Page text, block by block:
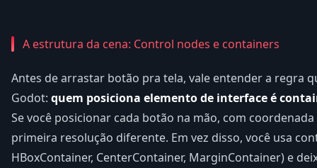
A estrutura da cena: Control nodes e containers
Antes de arrastar botão pra tela, vale entender a regra
Godot: quem posiciona elemento de interface é
Se você posicionar cada botão na mão, com
primeira resolução diferente. Em vez disso, você usa
HBoxContainer, CenterContainer, MarginContainer) e